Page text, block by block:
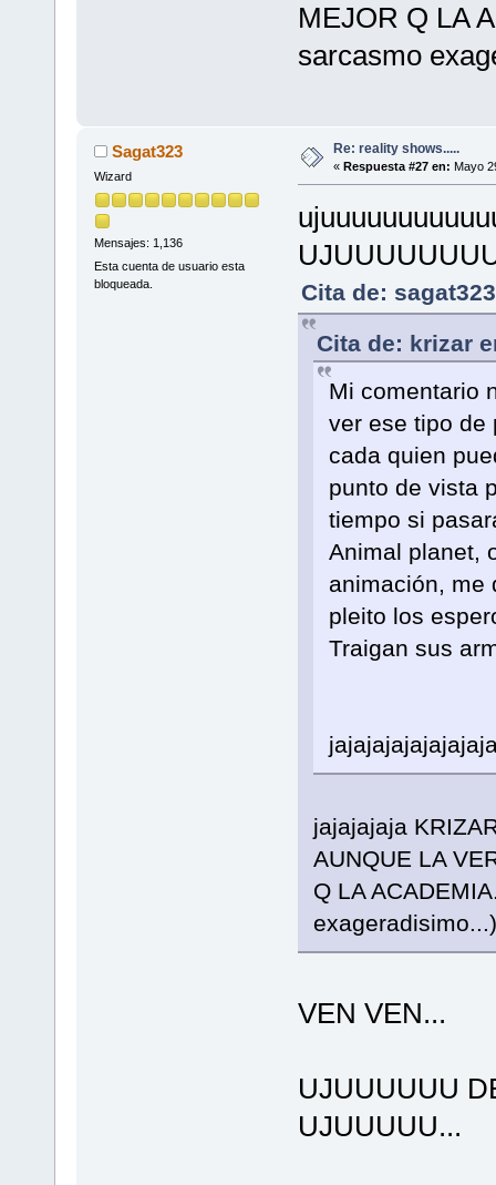
MEJOR Q LA
sarcasmo
Sagat323
Wizard
Mensajes: 1,136
Esta cuenta de usuario esta
bloqueada.
Re: reality shows.....
« Respuesta #27 en: Mayo
Cita de:
Cita de: krizar
Mi comentario
ver ese tipo de
cada quien
punto de vista
tiempo si
Animal planet,
animación, me
pleito los
Traigan sus
jajajajaja
AUNQUE LA
Q LA
exageradisimo...)
VEN VEN...
UJUUUUUU
UJUUUUU...